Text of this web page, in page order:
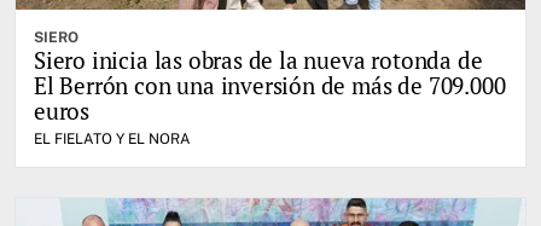
SIERO
Siero inicia las obras de la nueva rotonda de
El Berrón con una inversión de más de 709.000
euros
EL FIELATO Y EL NORA